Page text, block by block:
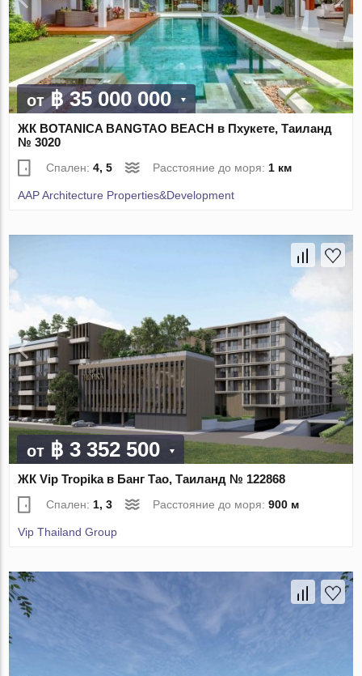
от฿ 35 000 000
ЖК BOTANICA BANGTAO BEACH в Пхукете, Таиланд
№ 3020
Спален:4, 5 Расстояние до моря: 1 км
AAP Architecture Properties&Development
от ฿ 3 352 500
ЖК Vip Tropika в Банг Тао, Таиланд № 122868
Спален:1, 3 Расстояние до моря:900 м
Vip Thailand Group